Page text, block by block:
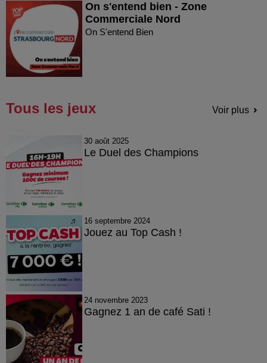
On s'entend bien - Zone
Commerciale Nord
On S'entend Bien
Tous les jeux Voir plus
30 août 2025
Le Duel des Champions
16 septembre 2024
Jouez au Top Cash !
24 novembre 2023
Gagnez 1 an de café Sati !